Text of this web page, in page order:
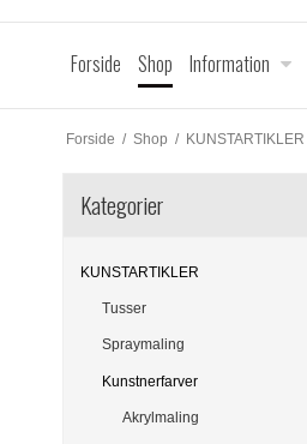
Forside Shop Information
Forside / Shop / KUNSTARTIKLER
Kategorier
KUNSTARTIKLER
Tusser
Spraymaling
Kunstnerfarver
Akrylmaling